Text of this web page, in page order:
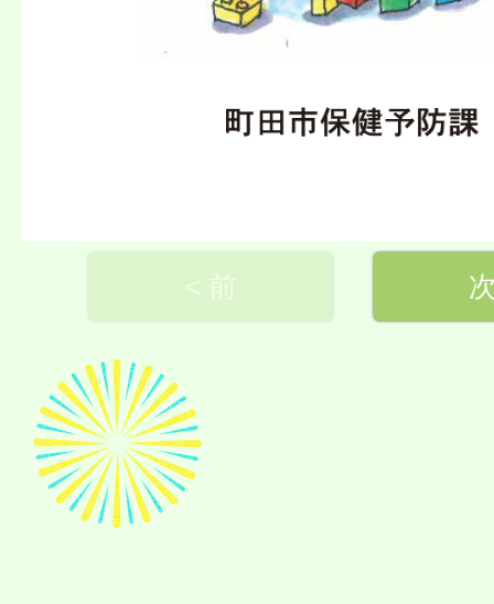
< 前